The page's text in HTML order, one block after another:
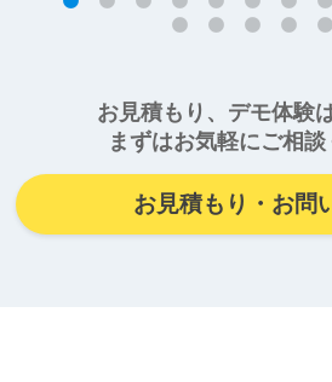
お見積もり、デモ体験
まずはお気軽にご相談
お見積もり・お問